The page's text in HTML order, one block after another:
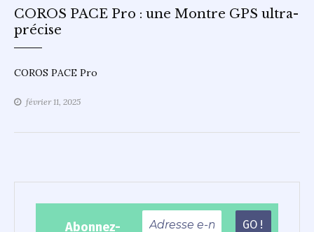
COROS PACE Pro : une Montre GPS ultra-
précise
COROS PACE Pro
février 11, 2025
Abonnez-